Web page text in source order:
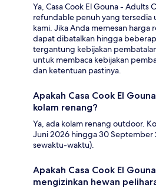
Ya, Casa Cook El Gouna - Adults
refundable penuh yang tersedia
kami. Jika Anda memesan
dapat dibatalkan hingga
tergantung kebijakan
untuk membaca kebijakan
dan ketentuan pastinya.
Apakah Casa Cook El
kolam renang?
Ya, ada kolam renang outdoor.
Juni 2026 hingga 30
sewaktu-waktu).
Apakah Casa Cook El
mengizinkan hewan